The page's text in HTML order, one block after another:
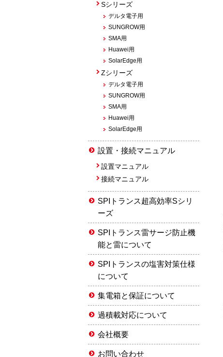
Sシリーズ
デルタ電子用
SUNGROW用
SMA用
Huawei用
SolarEdge用
Zシリーズ
デルタ電子用
SUNGROW用
SMA用
Huawei用
SolarEdge用
設置・接続マニュアル
設置マニュアル
接続マニュアル
SPIトランス超高効率Sシリ
ーズ
SPIトランス雷サージ防止機
能と雷について
SPIトランスの塩害対策仕様
について
集電箱と保証について
過積載対応について
会社概要
お問い合わせ